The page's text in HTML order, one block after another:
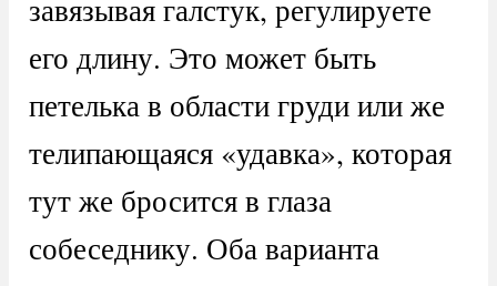
завязывая галстук, регулируете
его длину. Это может быть
петелька в области груди или же
телипающаяся «удавка», которая
тут же бросится в глаза
собеседнику. Оба варианта